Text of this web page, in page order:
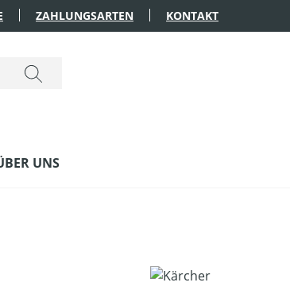
ZAHLUNGSARTEN KONTAKT
UNS